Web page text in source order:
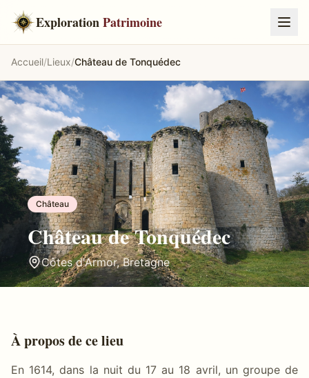
ExplorationPatrimoine
Accueil/Lieux/Château de Tonquédec
Château
Château de Tonquédec
Côtes d'Armor,Bretagne
À propos de ce lieu
En 1614, dans la nuit du 17 au 18 avril, un groupe de